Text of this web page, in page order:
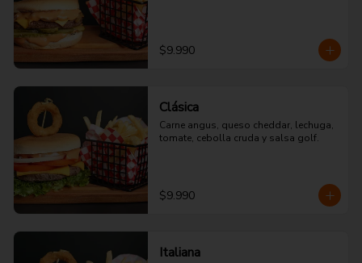
$9.990
Clásica
Carne angus, queso cheddar, lechuga,
tomate, cebolla cruda y salsa golf.
$9.990
Italiana